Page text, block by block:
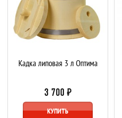
Кадка липовая 3 л Оптима
3 700 ₽
КУПИТЬ